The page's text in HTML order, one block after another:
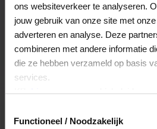
ons websiteverkeer te analyseren.
jouw gebruik van onze site met
adverteren en analyse. Deze
combineren met andere informatie
die ze hebben verzameld op basis
services.
Klikhiervoor ons cookiebeleid.
Functioneel / Noodzakelijk
Partycentrum De
Midden Peelweg 5
5975MZ Sevenum
Veelgestelde Vragen
Kan ik het saldo in